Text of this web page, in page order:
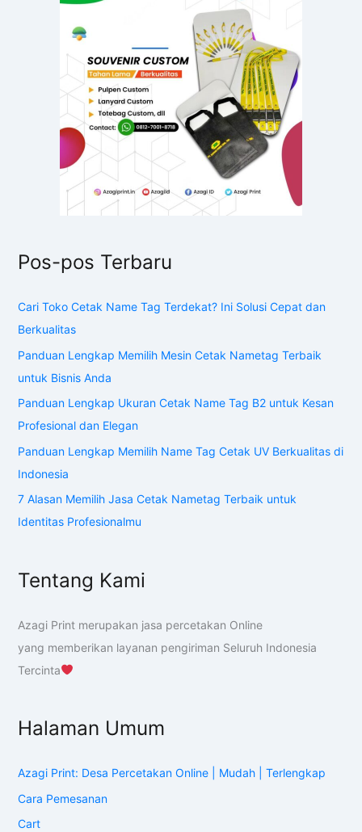
Pos-pos Terbaru
Cari Toko Cetak Name Tag Terdekat? Ini Solusi Cepat dan
Berkualitas
Panduan Lengkap Memilih Mesin Cetak Nametag Terbaik
untuk Bisnis Anda
Panduan Lengkap Ukuran Cetak Name Tag B2 untuk Kesan
Profesional dan Elegan
Panduan Lengkap Memilih Name Tag Cetak UV Berkualitas di
Indonesia
7 Alasan Memilih Jasa Cetak Nametag Terbaik untuk
Identitas Profesionalmu
Tentang Kami
Azagi Print merupakan jasa percetakan Online
yang memberikan layanan pengiriman Seluruh Indonesia
Tercinta
Halaman Umum
Azagi Print: Desa Percetakan Online | Mudah | Terlengkap
Cara Pemesanan
Cart